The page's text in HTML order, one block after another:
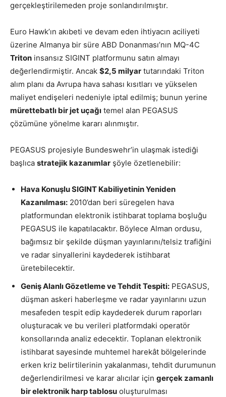
gerçekleştirilemeden proje sonlandırılmıştır.
Euro Hawk’ın akıbeti ve devam eden ihtiyacın aciliyeti
üzerine Almanya bir süre ABD Donanması’nın MQ-4C
Triton insansız SIGINT platformunu satın almayı
değerlendirmiştir. Ancak $2,5 milyar tutarındaki Triton
alım planı da Avrupa hava sahası kısıtları ve yükselen
maliyet endişeleri nedeniyle iptal edilmiş; bunun yerine
mürettebatlı bir jet uçağı temel alan PEGASUS
çözümüne yönelme kararı alınmıştır.
PEGASUS projesiyle Bundeswehr’in ulaşmak istediği
başlıca stratejik kazanımlar şöyle özetlenebilir:
Hava Konuşlu SIGINT Kabiliyetinin Yeniden
Kazanılması: 2010’dan beri süregelen hava
platformundan elektronik istihbarat toplama boşluğu
PEGASUS ile kapatılacaktır. Böylece Alman ordusu,
bağımsız bir şekilde düşman yayınlarını/telsiz trafiğini
ve radar sinyallerini kaydederek istihbarat
üretebilecektir.
Geniş Alanlı Gözetleme ve Tehdit Tespiti: PEGASUS,
düşman askeri haberleşme ve radar yayınlarını uzun
mesafeden tespit edip kaydederek durum raporları
oluşturacak ve bu verileri platformdaki operatör
konsollarında analiz edecektir. Toplanan elektronik
istihbarat sayesinde muhtemel harekât bölgelerinde
erken kriz belirtilerinin yakalanması, tehdit durumunun
değerlendirilmesi ve karar alıcılar için gerçek zamanlı
bir elektronik harp tablosu oluşturulması